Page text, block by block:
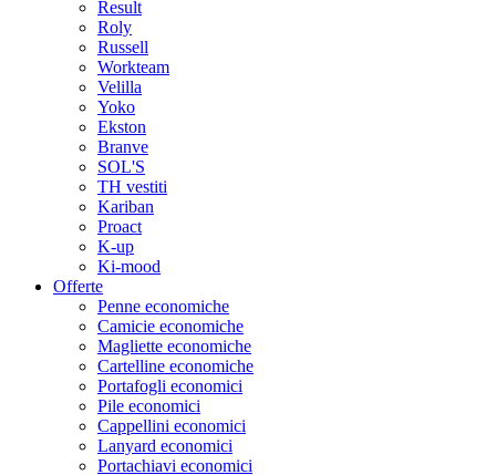
Result
Roly
Russell
Workteam
Velilla
Yoko
Ekston
Branve
SOL'S
TH vestiti
Kariban
Proact
K-up
Ki-mood
Offerte
Penne economiche
Camicie economiche
Magliette economiche
Cartelline economiche
Portafogli economici
Pile economici
Cappellini economici
Lanyard economici
Portachiavi economici